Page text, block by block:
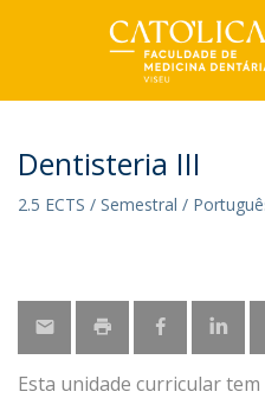
Dentisteria III
2.5 ECTS / Semestral /
Esta unidade curricular